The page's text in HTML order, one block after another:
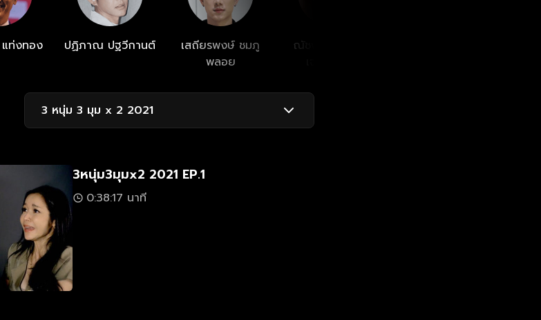
ท่งทอง ปฏิภาณ ปฐวีกานต์
เสถียรพงษ์ ชมภู
พลอย
ณัชพัณณ์ ปรมะ
3 หนุ่ม 3 มุม x 2 2021
3หนุ่ม3มุมx2 2021 EP.1
0:38:17 นาที